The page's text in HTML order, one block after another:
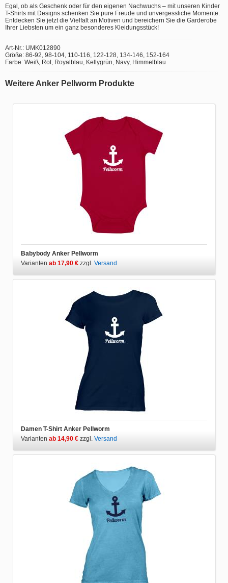
Egal, ob als Geschenk oder für den eigenen Nachwuchs – mit unseren Kinder
T-Shirts mit Designs schenken Sie pure Freude und unvergessliche Momente.
Entdecken Sie jetzt die Vielfalt an Motiven und bereichern Sie die Garderobe
Ihrer Liebsten um ein ganz besonderes Kleidungsstück!
Art-Nr.: UMK012890
Größe: 86-92, 98-104, 110-116, 122-128, 134-146, 152-164
Farbe: Weiß, Rot, Royalblau, Kellygrün, Navy, Himmelblau
Weitere Anker Pellworm Produkte
Babybody Anker Pellworm
Varianten ab 17,90 € zzgl. Versand
Damen T-Shirt Anker Pellworm
Varianten ab 14,90 € zzgl. Versand